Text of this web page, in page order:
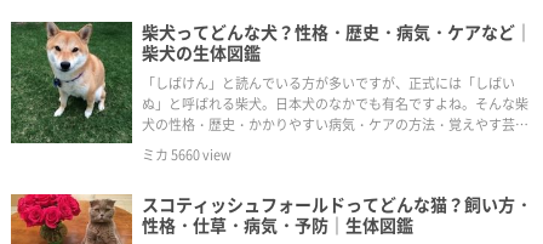
柴犬ってどんな犬？性格・歴史・病気・ケアなど｜
柴犬の生体図鑑
「しばけん」と読んでいる方が多いですが、正式には「しばい
ぬ」と呼ばれる柴犬。日本犬のなかでも有名ですよね。そんな柴
犬の性格・歴史・かかりやすい病気・ケアの方法・覚えやす芸な
どを紹介します。
ミカ5660view
スコティッシュフォールドってどんな猫？飼い方・
性格・仕草・病気・予防｜生体図鑑